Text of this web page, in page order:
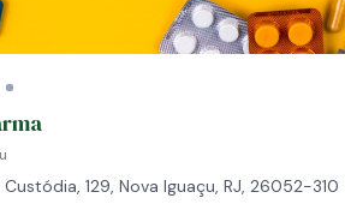
Custódia, 129, Nova Iguaçu, RJ, 26052-310